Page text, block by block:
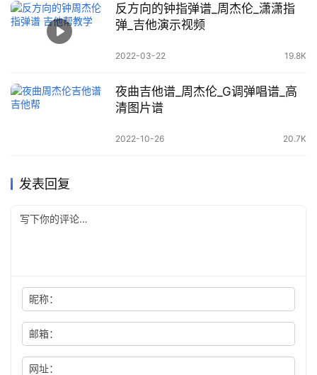
反方向的钟指弹谱_周杰伦_潇潇指
弹_吉他演示视频
2022-03-22 19.8K
夜曲吉他谱_周杰伦_G调弹唱谱_高
清图片谱
2022-10-26 20.7K
发表回复
昵称：
邮箱：
网址：